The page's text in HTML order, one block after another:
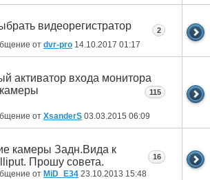
видеорегистратор
от dvr-pro 14.10.2017 01:17
2
активатор входа монитора
от XsanderS 03.03.2015 06:09
115
камеры Задн.Вида к
Прошу совета.
от MiD_E34 23.10.2013 15:48
16